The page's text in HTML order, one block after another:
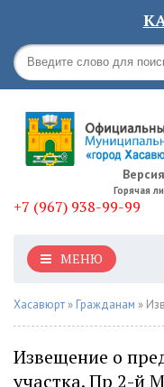
Горячая
+7 (967) 938-99-99
МЕНЮ
Хасавюрт » Гражданам »
Извещение о
участка. Пр 2-й